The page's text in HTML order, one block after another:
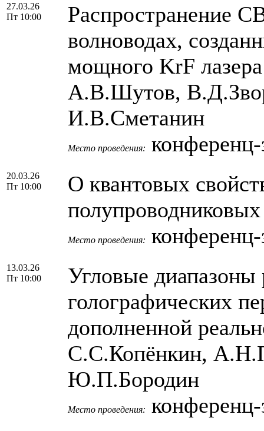
27.03.26
Пт 10:00
Распространение
волноводах,
мощного KrF
А.В.Шутов,
И.В.Сметанин
Место проведения:
20.03.26
Пт 10:00
О квантовых
Место проведения:
13.03.26
Пт 10:00
Угловые
голографических
дополненной
С.С.Копёнкин,
Ю.П.Бородин
Место проведения: